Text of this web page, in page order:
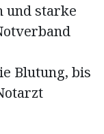
und starke
Blutung, bis